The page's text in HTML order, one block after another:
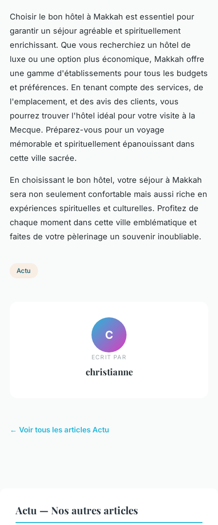
Choisir le bon hôtel à Makkah est essentiel pour
garantir un séjour agréable et spirituellement
enrichissant. Que vous recherchiez un hôtel de
luxe ou une option plus économique, Makkah offre
une gamme d'établissements pour tous les budgets
et préférences. En tenant compte des services, de
l'emplacement, et des avis des clients, vous
pourrez trouver l'hôtel idéal pour votre visite à la
Mecque. Préparez-vous pour un voyage
mémorable et spirituellement épanouissant dans
cette ville sacrée.
En choisissant le bon hôtel, votre séjour à Makkah
sera non seulement confortable mais aussi riche en
expériences spirituelles et culturelles. Profitez de
chaque moment dans cette ville emblématique et
faites de votre pèlerinage un souvenir inoubliable.
Actu
C
ECRIT PAR
christianne
← Voir tous les articles Actu
Actu — Nos autres articles